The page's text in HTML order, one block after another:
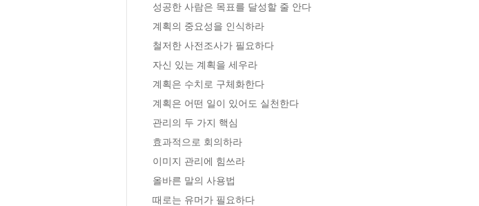
성공한 사람은 목표를 달성할 줄 안다
계획의 중요성을 인식하라
철저한 사전조사가 필요하다
자신 있는 계획을 세우라
계획은 수치로 구체화한다
계획은 어떤 일이 있어도 실천한다
관리의 두 가지 핵심
효과적으로 회의하라
이미지 관리에 힘쓰라
올바른 말의 사용법
때로는 유머가 필요하다